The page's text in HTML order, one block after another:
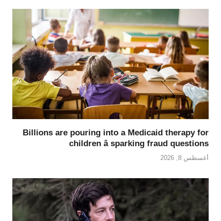
Billions are pouring into a Medicaid therapy for
children â sparking fraud questions
أغسطس 8, 2026